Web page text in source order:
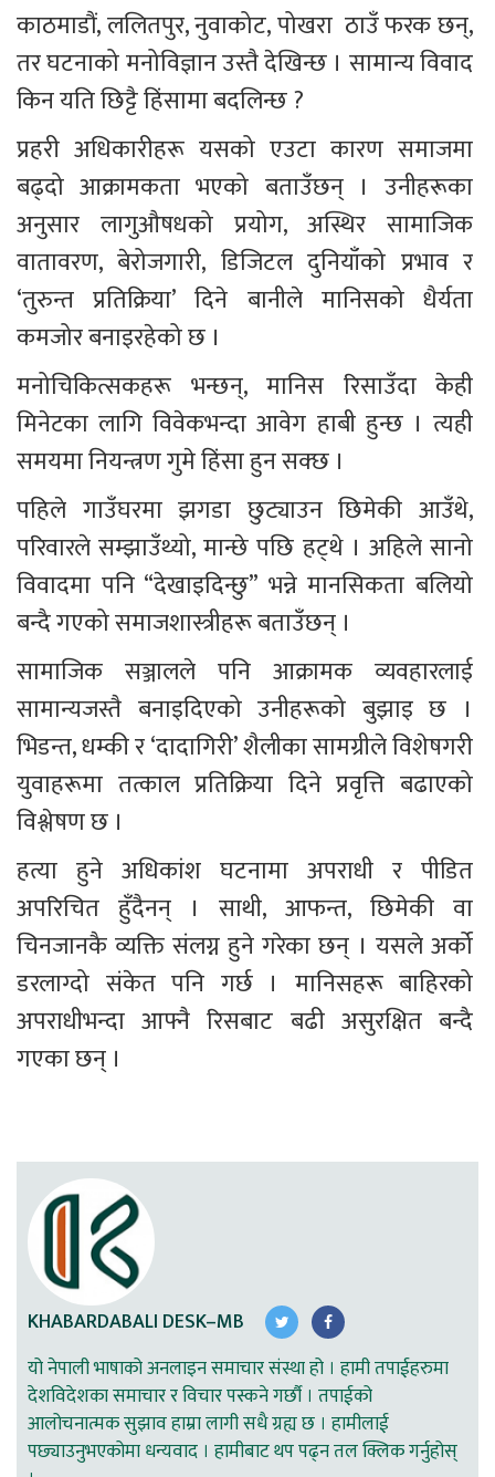
काठमाडौं, ललितपुर, नुवाकोट, पोखरा  ठाउँ फरक छन्,
तर घटनाको मनोविज्ञान उस्तै देखिन्छ । सामान्य विवाद
किन यति छिट्टै हिंसामा बदलिन्छ ?
प्रहरी अधिकारीहरू यसको एउटा कारण समाजमा
बढ्दो आक्रामकता भएको बताउँछन् । उनीहरूका
अनुसार लागुऔषधको प्रयोग, अस्थिर सामाजिक
वातावरण, बेरोजगारी, डिजिटल दुनियाँको प्रभाव र
‘तुरुन्त प्रतिक्रिया’ दिने बानीले मानिसको धैर्यता
कमजोर बनाइरहेको छ ।
मनोचिकित्सकहरू भन्छन्, मानिस रिसाउँदा केही
मिनेटका लागि विवेकभन्दा आवेग हाबी हुन्छ । त्यही
समयमा नियन्त्रण गुमे हिंसा हुन सक्छ ।
पहिले गाउँघरमा झगडा छुट्याउन छिमेकी आउँथे,
परिवारले सम्झाउँथ्यो, मान्छे पछि हट्थे । अहिले सानो
विवादमा पनि “देखाइदिन्छु” भन्ने मानसिकता बलियो
बन्दै गएको समाजशास्त्रीहरू बताउँछन् ।
सामाजिक सञ्जालले पनि आक्रामक व्यवहारलाई
सामान्यजस्तै बनाइदिएको उनीहरूको बुझाइ छ ।
भिडन्त, धम्की र ‘दादागिरी’ शैलीका सामग्रीले विशेषगरी
युवाहरूमा तत्काल प्रतिक्रिया दिने प्रवृत्ति बढाएको
विश्लेषण छ ।
हत्या हुने अधिकांश घटनामा अपराधी र पीडित
अपरिचित हुँदैनन् । साथी, आफन्त, छिमेकी वा
चिनजानकै व्यक्ति संलग्न हुने गरेका छन् । यसले अर्को
डरलाग्दो संकेत पनि गर्छ । मानिसहरू बाहिरको
अपराधीभन्दा आफ्नै रिसबाट बढी असुरक्षित बन्दै
गएका छन् ।
KHABARDABALI DESK–MB
यो नेपाली भाषाको अनलाइन समाचार संस्था हो । हामी तपाईहरुमा
देशविदेशका समाचार र विचार पस्कने गर्छौ । तपाईको
आलोचनात्मक सुझाव हाम्रा लागी सधै ग्रह्य छ । हामीलाई
पछ्याउनुभएकोमा धन्यवाद । हामीबाट थप पढ्न तल क्लिक गर्नुहोस्